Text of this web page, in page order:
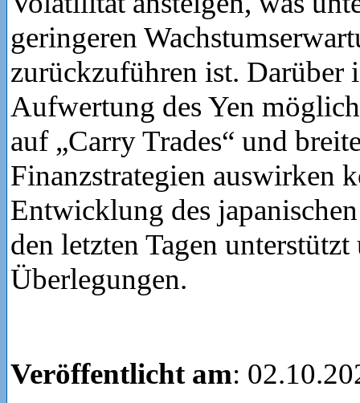
geringeren
zurückzuführen ist. Darüber
Aufwertung des Yen
auf „Carry Trades“ und
Finanzstrategien auswirken
Entwicklung des
den letzten Tagen unterstützt
Überlegungen.
Veröffentlicht am: